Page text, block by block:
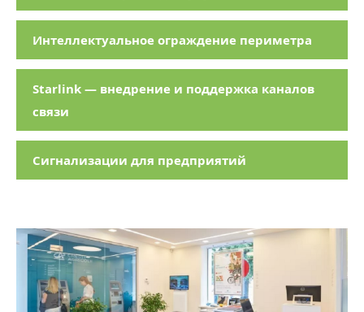
Интеллектуальное ограждение периметра
Starlink — внедрение и поддержка каналов
связи
Сигнализации для предприятий